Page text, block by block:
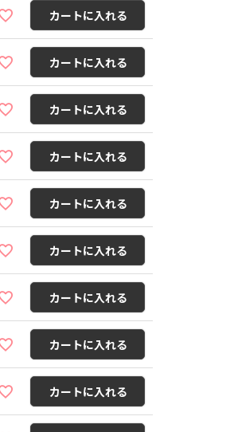
カートに入れる
カートに入れる
カートに入れる
カートに入れる
カートに入れる
カートに入れる
カートに入れる
カートに入れる
カートに入れる